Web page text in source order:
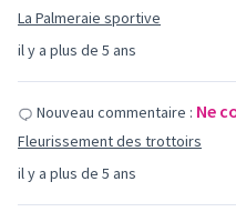
il y a plus de 5 ans
La Palmeraie sportive
il y a plus de 5 ans
Nouveau commentaire : Ne
Fleurissement des trottoirs